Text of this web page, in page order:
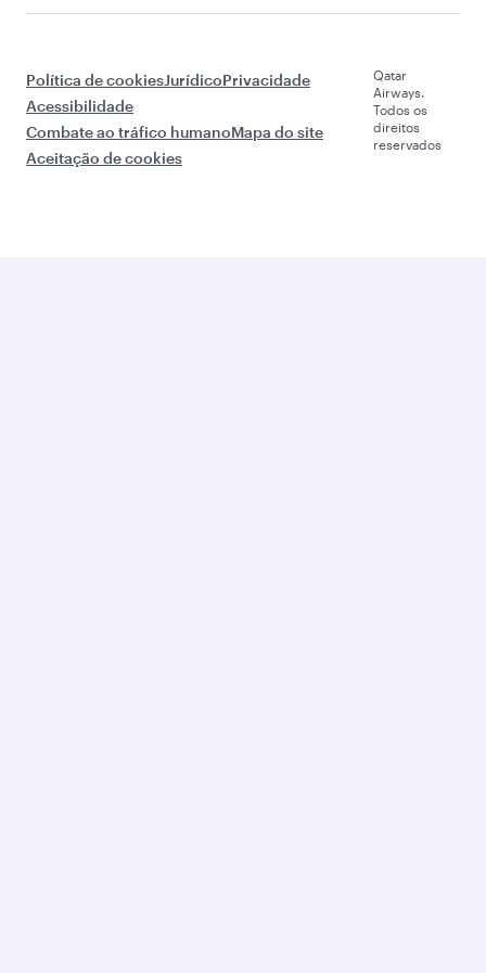
Política de cookiesJurídicoPrivacidade
Acessibilidade
Combate ao tráfico humanoMapa do site
Aceitação de cookies
Qatar
Airways.
Todos os
direitos
reservados